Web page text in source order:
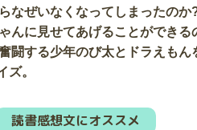
なぜいなくなってしまったの
んに見せてあげることができ
闘する少年のび太とドラえもん
ズ。
読書感想文にオススメ